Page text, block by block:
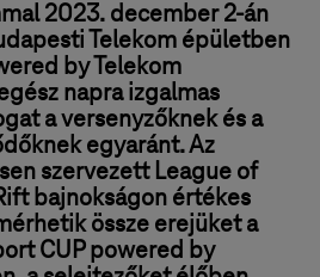
2023. december 2-án
Telekom épületben
by Telekom
napra izgalmas
a versenyzőknek és a
egyaránt. Az
szervezett League of
bajnokságon értékes
össze erejüket a
CUP powered by